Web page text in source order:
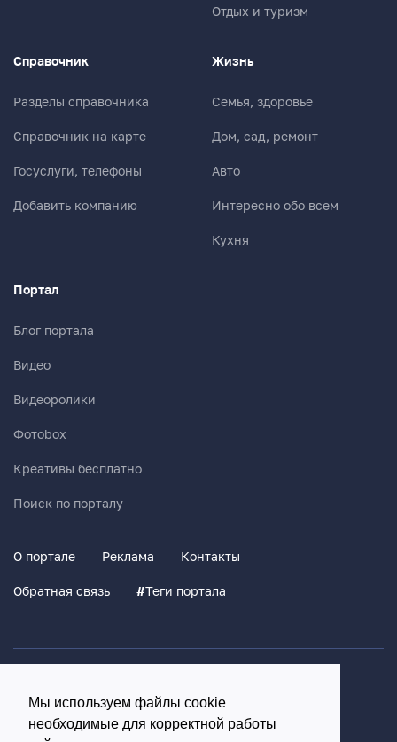
Мы используем файлы cookie
необходимые для корректной работы
Отдых и туризм
Справочник
Разделы справочника
Справочник на карте
Госуслуги, телефоны
Добавить компанию
Жизнь
Семья, здоровье
Дом, сад, ремонт
Авто
Интересно обо всем
Кухня
Портал
Блог портала
Видео
Видеоролики
Фотоbox
Креативы бесплатно
Поиск по порталу
О портале Реклама Контакты
Обратная связь #Теги портала
Согласие на обработку персональных данных